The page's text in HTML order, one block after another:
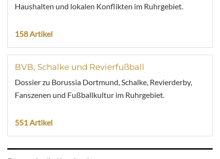
Haushalten und lokalen Konflikten im Ruhrgebiet.
158 Artikel
BVB, Schalke und Revierfußball
Dossier zu Borussia Dortmund, Schalke, Revierderby,
Fanszenen und Fußballkultur im Ruhrgebiet.
551 Artikel